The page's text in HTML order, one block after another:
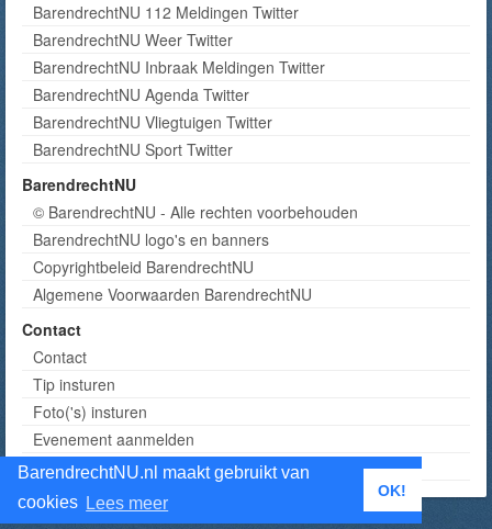
BarendrechtNU.nl maakt gebruikt van
cookies Lees meer
OK!
BarendrechtNU 112 Meldingen Twitter
BarendrechtNU Weer Twitter
BarendrechtNU Inbraak Meldingen Twitter
BarendrechtNU Agenda Twitter
BarendrechtNU Vliegtuigen Twitter
BarendrechtNU Sport Twitter
BarendrechtNU
© BarendrechtNU - Alle rechten voorbehouden
BarendrechtNU logo's en banners
Copyrightbeleid BarendrechtNU
Algemene Voorwaarden BarendrechtNU
Contact
Contact
Tip insturen
Foto('s) insturen
Evenement aanmelden
Informatie aanvragen adverteren